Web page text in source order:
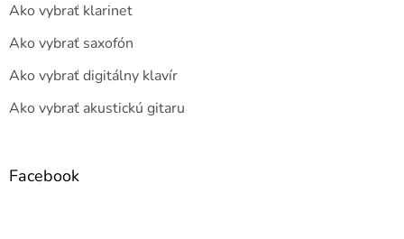
Ako vybrať klarinet
Ako vybrať saxofón
Ako vybrať digitálny klavír
Ako vybrať akustickú gitaru
Facebook